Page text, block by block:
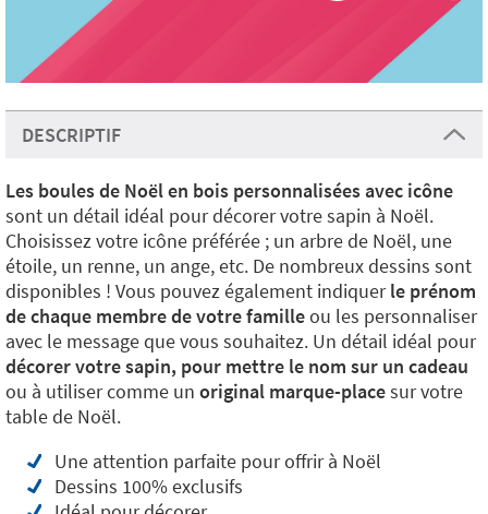
DESCRIPTIF
Les boules de Noël en bois personnalisées avec icône
sont un détail idéal pour décorer votre sapin à Noël.
Choisissez votre icône préférée ; un arbre de Noël, une
étoile, un renne, un ange, etc. De nombreux dessins sont
disponibles ! Vous pouvez également indiquerle prénom
de chaque membre de votre familleou les personnaliser
avec le message que vous souhaitez. Un détail idéal pour
décorer votre sapin, pour mettre le nom sur un cadeau
ou à utiliser comme un original marque-placesur votre
table de Noël.
Une attention parfaite pour offrir à Noël
Dessins 100% exclusifs